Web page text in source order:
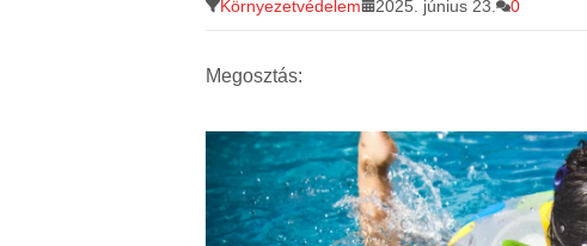
Környezetvédelem 2025. június 23. 0
Megosztás: